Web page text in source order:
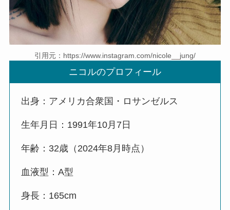
引用元：https://www.instagram.com/nicole__jung/
ニコルのプロフィール
出身：アメリカ合衆国・ロサンゼルス
生年月日：1991年10月7日
年齢：32歳（2024年8月時点）
血液型：A型
身長：165cm